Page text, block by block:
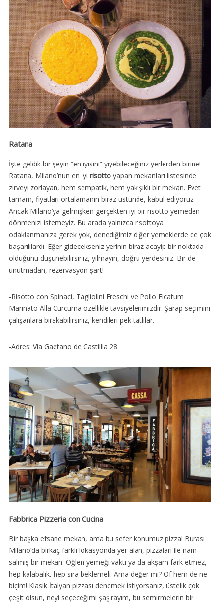
Ratana
İşte geldik bir şeyin “en iyisini” yiyebileceğiniz yerlerden birine!
Ratana, Milano’nun en iyi risottoyapan mekanları listesinde
zirveyi zorlayan, hem sempatik, hem yakışıklı bir mekan. Evet
tamam, fiyatları ortalamanın biraz üstünde, kabul ediyoruz.
Ancak Milano’ya gelmişken gerçekten iyi bir risotto yemeden
dönmenizi istemeyiz. Bu arada yalnızca risottoya
odaklanmanıza gerek yok, denediğimiz diğer yemeklerde de çok
başarılılardı. Eğer gidecekseniz yerinin biraz acayip bir noktada
olduğunu düşünebilirsiniz, yılmayın, doğru yerdesiniz. Bir de
unutmadan, rezervasyon şart!
-Risotto con Spinaci, Tagliolini Freschi ve Pollo Ficatum
Marinato Alla Curcuma özellikle tavsiyelerimizdir. Şarap seçimini
çalışanlara bırakabilirsiniz, kendileri pek tatlılar.
-Adres: Via Gaetano de Castillia 28
Fabbrica Pizzeria con Cucina
Bir başka efsane mekan, ama bu sefer konumuz pizza! Burası
Milano’da birkaç farklı lokasyonda yer alan, pizzaları ile nam
salmış bir mekan. Öğlen yemeği vakti ya da akşam fark etmez,
hep kalabalık, hep sıra beklemeli. Ama değer mi? Of hem de ne
biçim! Klasik İtalyan pizzası denemek istiyorsanız, üstelik çok
çeşit olsun, neyi seçeceğimi şaşırayım, bu semirmelerin bir